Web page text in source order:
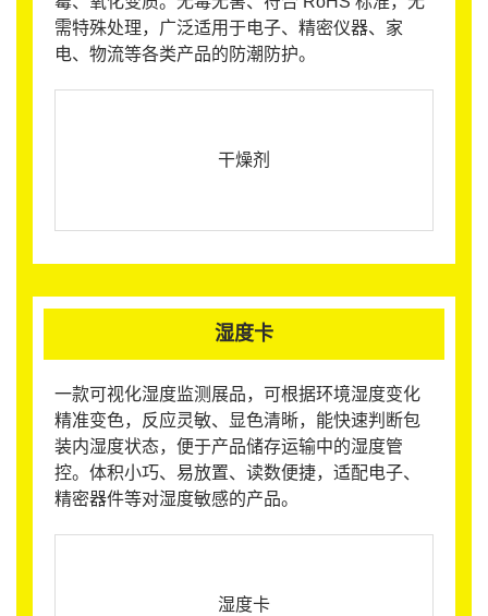
需特殊处理，广泛适用于电子、精密仪器、家
电、物流等各类产品的防潮防护。
干燥剂
湿度卡
一款可视化湿度监测展品，可根据环境湿度变化
精准变色，反应灵敏、显色清晰，能快速判断包
装内湿度状态，便于产品储存运输中的湿度管
控。体积小巧、易放置、读数便捷，适配电子、
精密器件等对湿度敏感的产品。
湿度卡